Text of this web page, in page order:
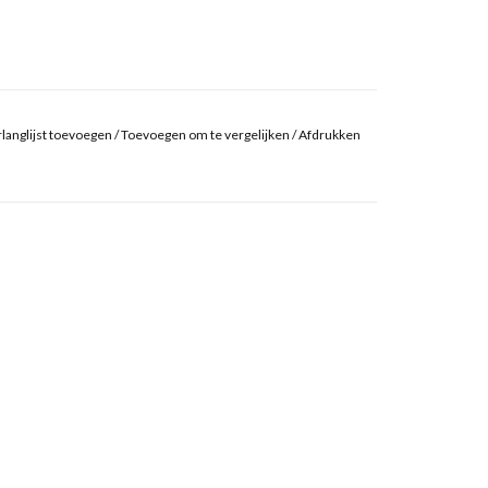
toevoegen /Toevoegen om te vergelijken /Afdrukken